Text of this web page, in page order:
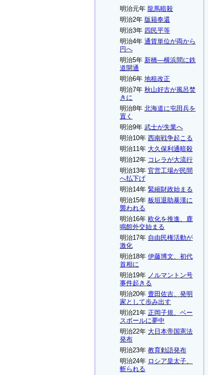
明治元年 龍馬暗殺
明治2年 版籍奉還
明治3年 四民平等
明治4年 通貨単位が両から
円へ
明治5年 新橋―横浜間に鉄
道開通
明治6年 地租改正
明治7年 秋山好古が風呂焚
きに
明治8年 北海道に屯田兵を
置く
明治9年 武士が失業へ
明治10年 西南戦争起こる
明治11年 大久保利通暗殺
明治12年 コレラが大流行
明治13年 官営工場が民間
へ払下げ
明治14年 緊縮財政始まる
明治15年 板垣退助暴漢に
襲われる
明治16年 欧化を推進、鹿
鳴館外交始まる
明治17年 自由民権活動が
激化
明治18年 伊藤博文、初代
首相に
明治19年 ノルマントン号
事件起きる
明治20年 豊田佐吉、発明
家として歩み出す
明治21年 正岡子規、ベー
スボールに夢中
明治22年 大日本帝国憲法
発布
明治23年 教育勅語発布
明治24年 ロシア皇太子、
斬られる